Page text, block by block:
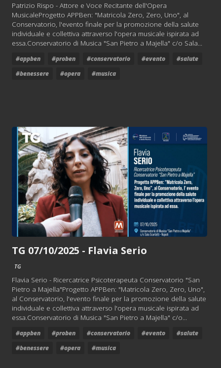
Patrizio Rispo - Attore e Voce Recitante dell'Opera
MusicaleProgetto APPBen: "Matricola Zero, Zero, Uno", al
Conservatorio, l'evento finale per la promozione della salute
individuale e collettiva attraverso l'opera musicale ispirata ad
essa.Conservatorio di Musica "San Pietro a Majella" c/o Sala...
#appben #proben #conservatorio #evento
#salute
#benessere
#opera #musica
TG 07/10/2025 - Flavia Serio
TG
Flavia Serio - Ricercatrice Psicoterapeuta Conservatorio "San
Pietro a Majella"Progetto APPBen: "Matricola Zero, Zero, Uno",
al Conservatorio, l'evento finale per la promozione della salute
individuale e collettiva attraverso l'opera musicale ispirata ad
essa.Conservatorio di Musica "San Pietro a Majella" c/o...
#appben #proben #conservatorio #evento
#salute
#benessere
#opera #musica